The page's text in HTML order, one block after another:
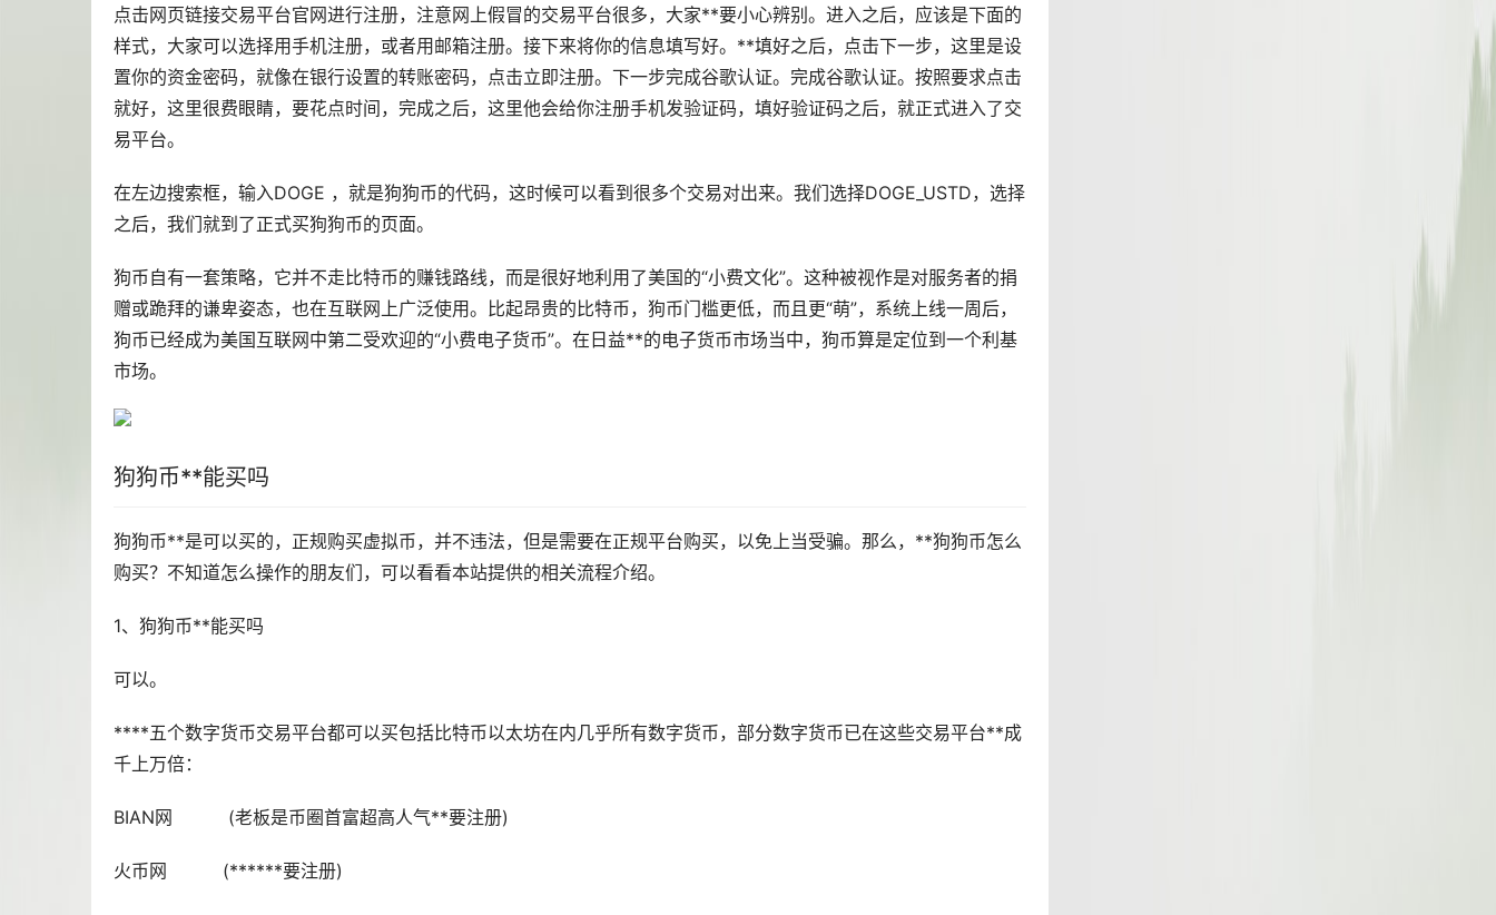
点击网页链接交易平台官网进行注册，注意网上假冒的交易平台很多，大家**要小心辨别。进入之后，应该是下面的
样式，大家可以选择用手机注册，或者用邮箱注册。接下来将你的信息填写好。**填好之后，点击下一步，这里是设
置你的资金密码，就像在银行设置的转账密码，点击立即注册。下一步完成谷歌认证。完成谷歌认证。按照要求点击
就好，这里很费眼睛，要花点时间，完成之后，这里他会给你注册手机发验证码，填好验证码之后，就正式进入了交
易平台。
在左边搜索框，输入DOGE ，就是狗狗币的代码，这时候可以看到很多个交易对出来。我们选择DOGE_USTD，选择
之后，我们就到了正式买狗狗币的页面。
狗币自有一套策略，它并不走比特币的赚钱路线，而是很好地利用了美国的“小费文化”。这种被视作是对服务者的捐
赠或跪拜的谦卑姿态，也在互联网上广泛使用。比起昂贵的比特币，狗币门槛更低，而且更“萌”，系统上线一周后，
狗币已经成为美国互联网中第二受欢迎的“小费电子货币”。在日益**的电子货币市场当中，狗币算是定位到一个利基
市场。
狗狗币**能买吗
狗狗币**是可以买的，正规购买虚拟币，并不违法，但是需要在正规平台购买，以免上当受骗。那么，**狗狗币怎么
购买？不知道怎么操作的朋友们，可以看看本站提供的相关流程介绍。
1、狗狗币**能买吗
可以。
****五个数字货币交易平台都可以买包括比特币以太坊在内几乎所有数字货币，部分数字货币已在这些交易平台**成
千上万倍：
BIAN网 (老板是币圈首富超高人气**要注册)
火币网 (******要注册)